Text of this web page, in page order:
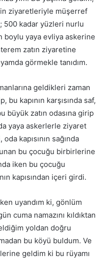
ziyaretleriyle müşerref
500 kadar yüzleri nurlu
boylu yaya evliya askerine
zatın ziyareti­ne
görmekle tanıdım.
geldikleri zaman
kapının karşısında saf,
büyük zatın odasına girip
ya­ya askerlerle ziyaret
kapısının sa­ğında
bu çocuğu birbirlerine
iken bu çocuğu
kapısından içeri girdi.
uyandım ki, gönlüm
cuma namazını kıldıktan
yoldan doğru
bu kö­yü buldum. Ve
geldim ki bu rüyamı